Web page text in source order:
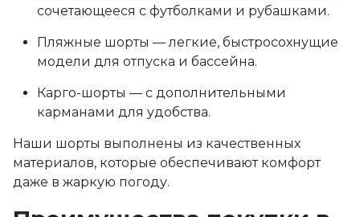
сочетающееся с футболками и рубашками.
Пляжные шорты — легкие, быстросохнущие
модели для отпуска и бассейна.
Карго-шорты — с дополнительными
карманами для удобства.
Наши шорты выполнены из качественных
материалов, которые обеспечивают комфорт
даже в жаркую погоду.